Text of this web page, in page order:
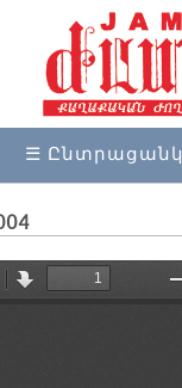
☰ Ընտրացանկ